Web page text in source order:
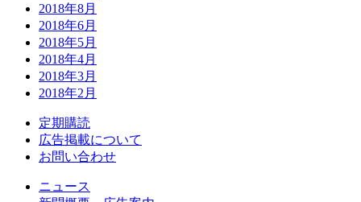
2018年8月
2018年6月
2018年5月
2018年4月
2018年3月
2018年2月
定期購読
広告掲載について
お問い合わせ
ニュース